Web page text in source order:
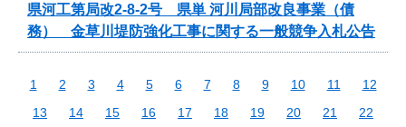
県河工第局改2-8-2号 県単 河川局部改良事業（債
務） 金草川堤防強化工事に関する一般競争入札公告
1 2 3 4 5 6 7 8 9 10 11
12
13
14 15 16 17 18 19 20 21
22